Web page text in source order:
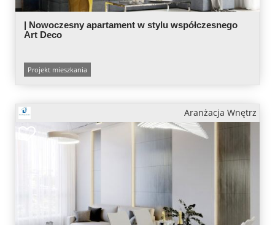
| Nowoczesny apartament w stylu współczesnego
Art Deco
Projekt mieszkania
Aranżacja Wnętrz